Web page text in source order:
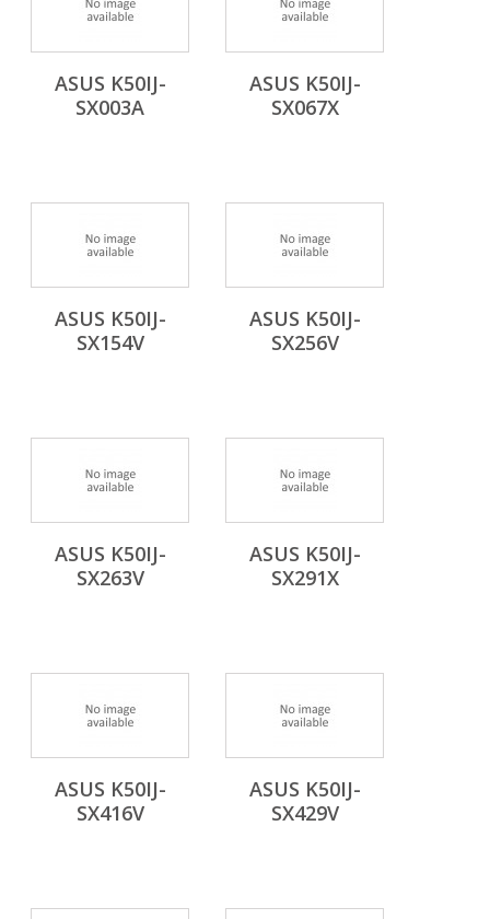
ASUS K50IJ-
SX003A
ASUS K50IJ-
SX067X
ASUS K50IJ-
SX154V
ASUS K50IJ-
SX256V
ASUS K50IJ-
SX263V
ASUS K50IJ-
SX291X
ASUS K50IJ-
SX416V
ASUS K50IJ-
SX429V